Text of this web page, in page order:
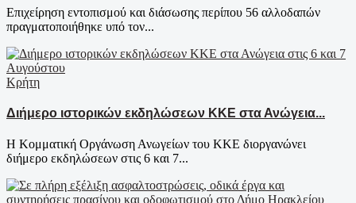
Επιχείρηση εντοπισμού και διάσωσης περίπου 56 αλλοδαπών
πραγματοποιήθηκε υπό τον...
Κρήτη
Διήμερο ιστορικών εκδηλώσεων ΚΚΕ στα Ανώγεια...
Η Κομματική Οργάνωση Ανωγείων του ΚΚΕ διοργανώνει
διήμερο εκδηλώσεων στις 6 και 7...